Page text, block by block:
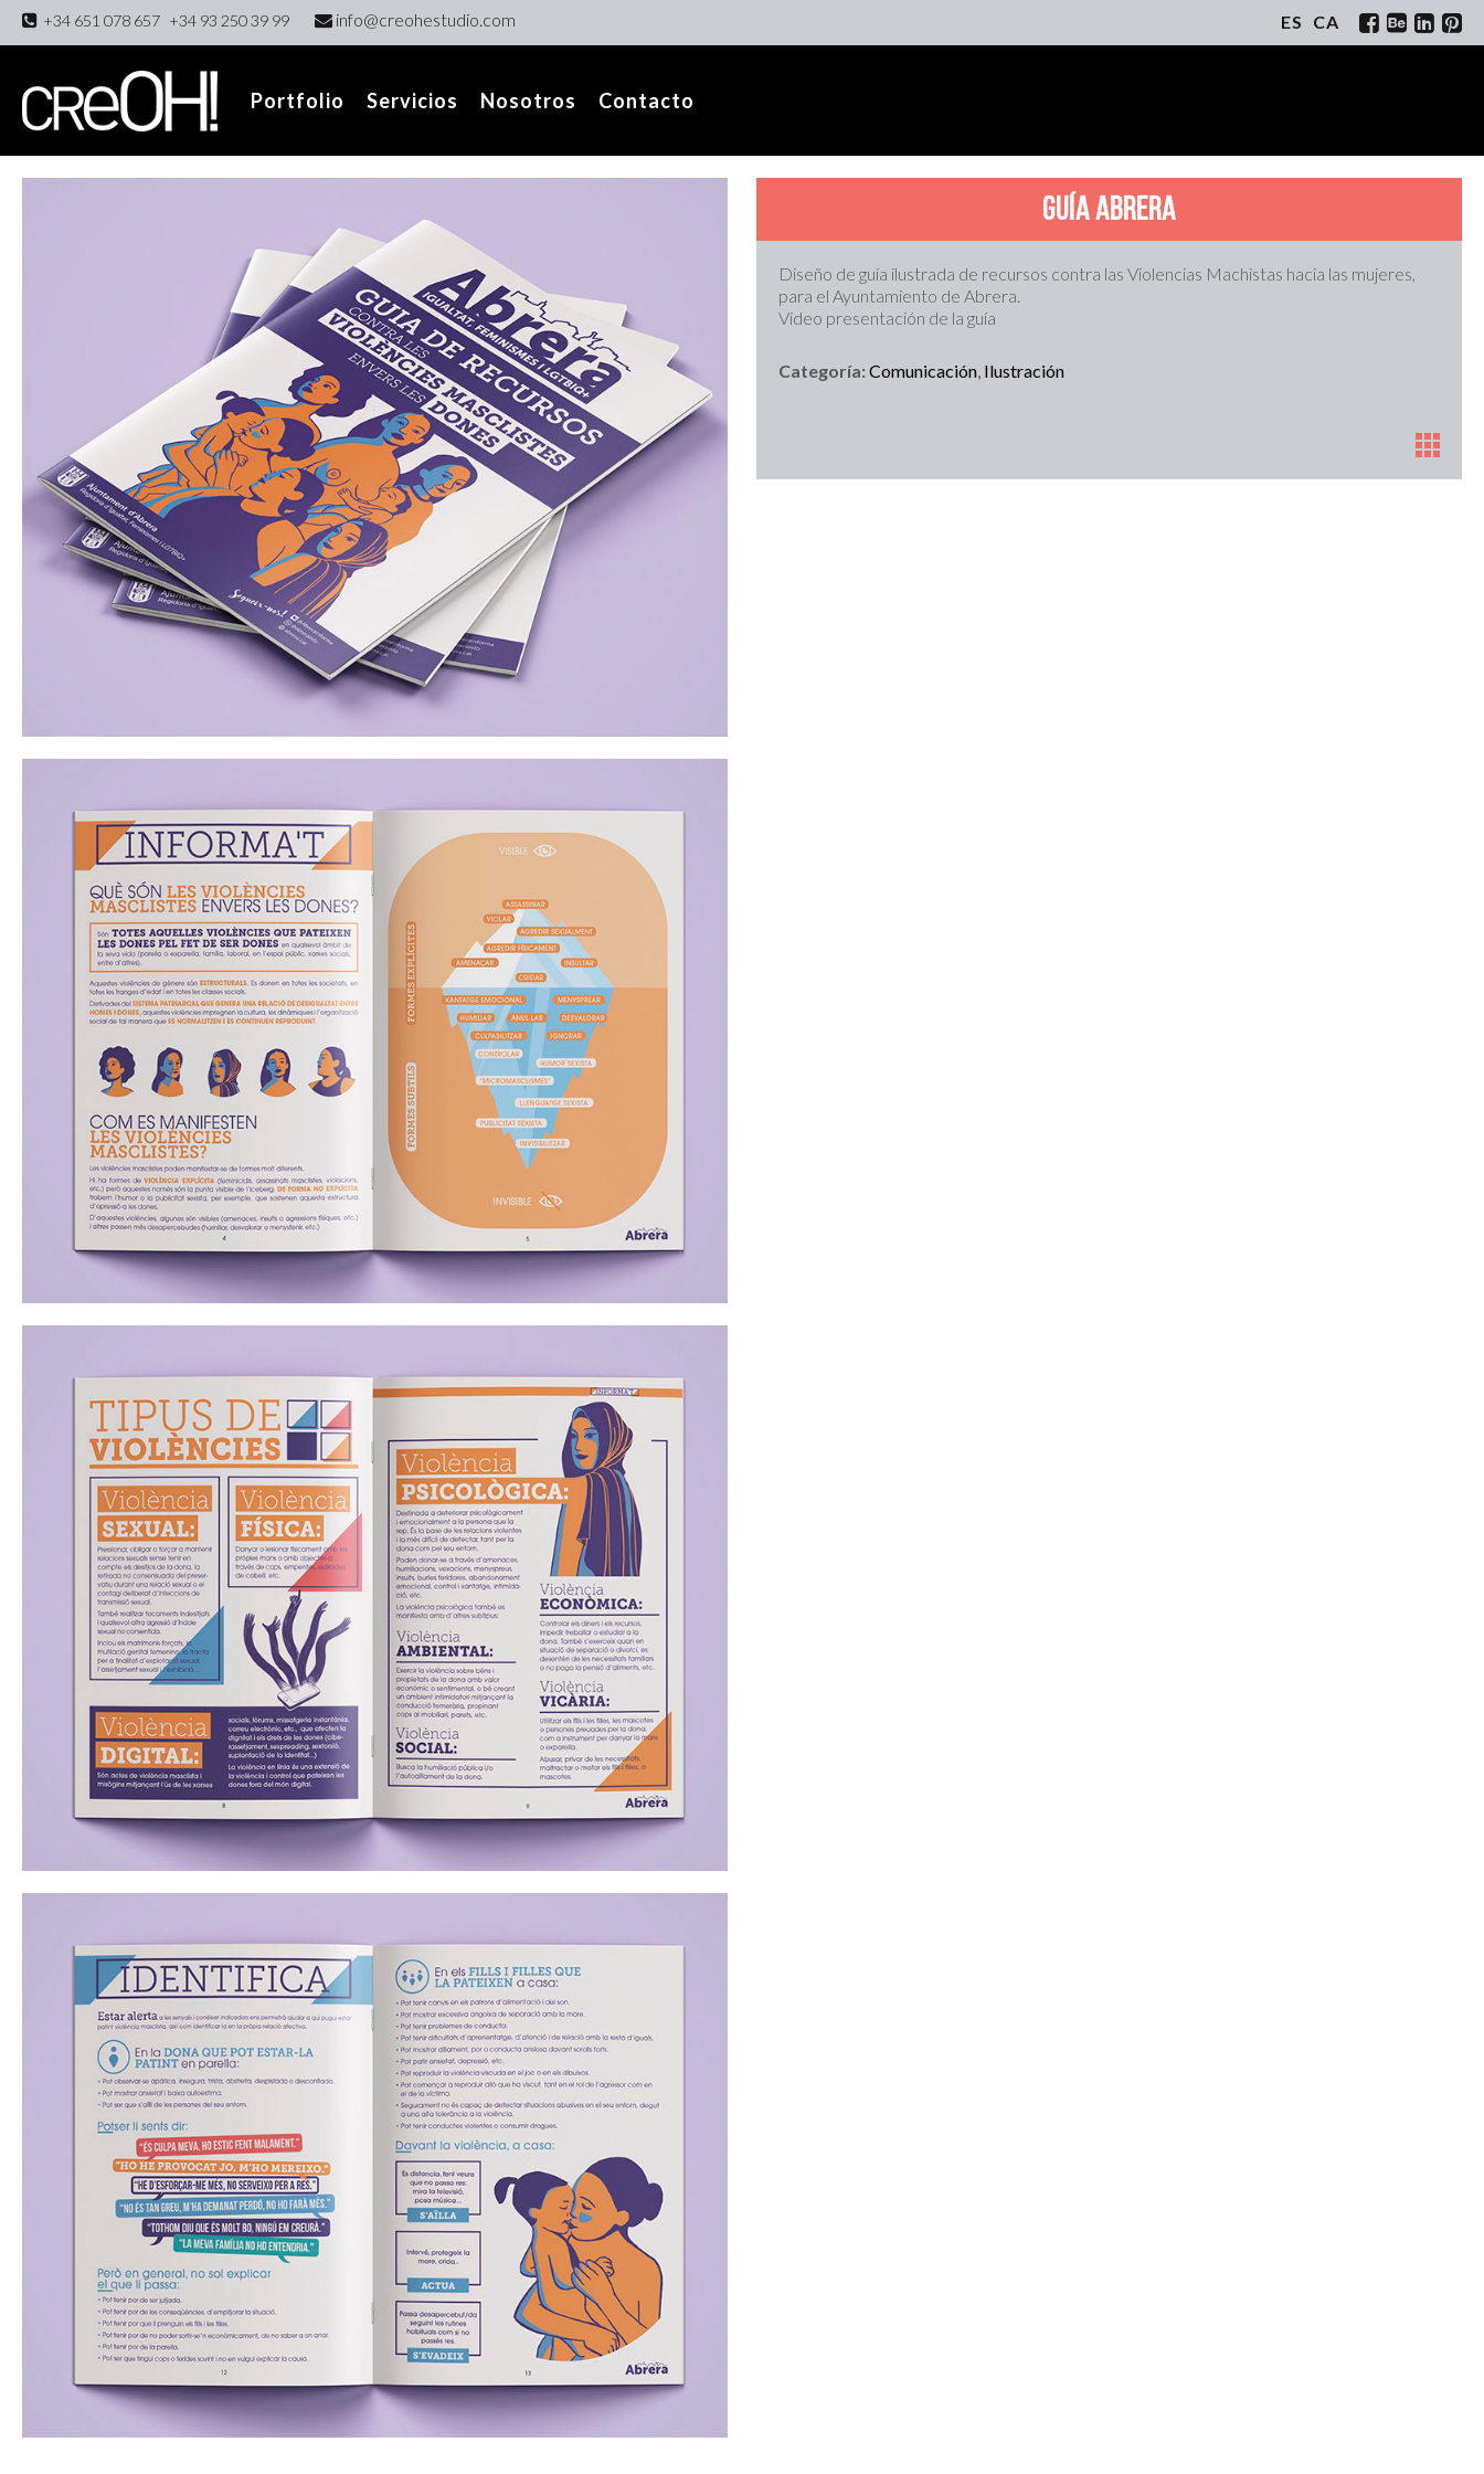
+34 651 078 657 +34 93 250 39 99 info@creohestudio.com ES CA
Portfolio Servicios Nosotros Contacto
Guía Abrera
Diseño de guía ilustrada de recursos contra las Violencias Machistas hacia las mujeres,
para el Ayuntamiento de Abrera.
Video presentación de la guía
Categoría:Comunicación, Ilustración